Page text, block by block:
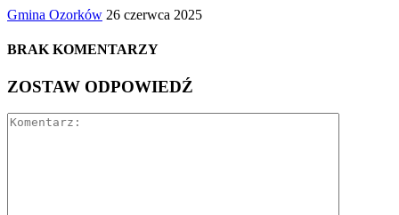
Gmina Ozorków 26 czerwca 2025
BRAK KOMENTARZY
ZOSTAW ODPOWIEDŹ